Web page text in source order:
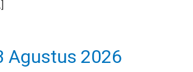
Agustus 2026